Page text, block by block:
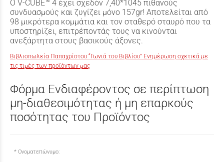
Ο V-CUBE™ 4 έχει σχεδόν 7,40*1045 πιθανούς
συνδυασμούς και ζυγίζει μόνο 157gr! Αποτελείται από
98 μικρότερα κομμάτια και τον σταθερό σταυρό που τα
υποστηρίζει, επιτρέποντάς τους να κινούνται
ανεξάρτητα στους βασικούς άξονες.
Βιβλιοπωλεία Παπαχρίστου “Γωνιά του Βιβλίου” Ενημέρωση σχετικά με
τις τιμές των προϊόντων μας
Φόρμα Ενδιαφέροντος σε περίπτωση
μη-διαθεσιμότητας ή μη επαρκούς
ποσότητας του Προϊόντος
Ονοματεπώνυμο: